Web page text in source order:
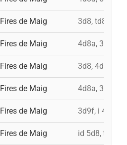
Fires de Maig 3d8, td8f,
Fires de Maig 4d8a, 3d8,
Fires de Maig 3d8, 4d8a,
Fires de Maig 4d8a, 3d9f,
Fires de Maig 3d9f, i 4d9f,
Fires de Maig id 5d8, td8f,